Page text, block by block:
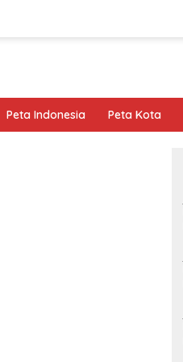
Peta Indonesia Peta Kota